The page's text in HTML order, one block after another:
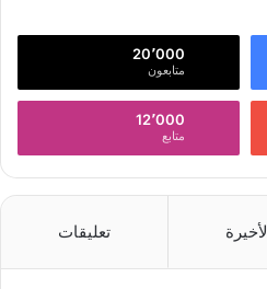
20٬000
متابعون
12٬000
متابع
تعليقات